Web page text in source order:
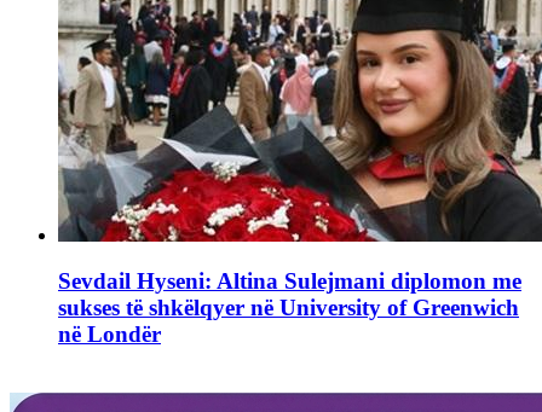
Sevdail Hyseni: Altina Sulejmani diplomon me
sukses të shkëlqyer në University of Greenwich
në Londër